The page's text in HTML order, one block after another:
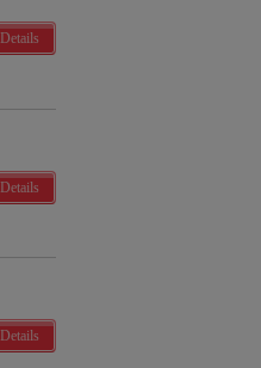
Details
Details
Details